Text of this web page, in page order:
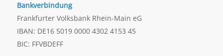
Bankverbindung
Frankfurter Volksbank Rhein-Main eG
IBAN: DE16 5019 0000 4302 4153 45
BIC: FFVBDEFF